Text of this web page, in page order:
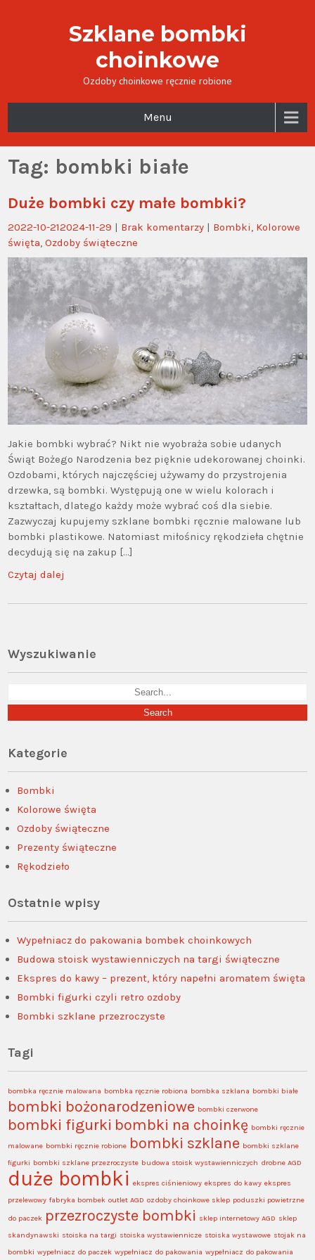
Szklane bombki
choinkowe
Ozdoby choinkowe ręcznie robione
Menu
Tag: bombki białe
Duże bombki czy małe bombki?
2022-10-212024-11-29 | Brak komentarzy | Bombki, Kolorowe
święta,Ozdoby świąteczne
Jakie bombki wybrać? Nikt nie wyobraża sobie udanych
Świąt Bożego Narodzenia bez pięknie udekorowanej choinki.
Ozdobami, których najczęściej używamy do przystrojenia
drzewka, są bombki. Występują one w wielu kolorach i
kształtach, dlatego każdy może wybrać coś dla siebie.
Zazwyczaj kupujemy szklane bombki ręcznie malowane lub
bombki plastikowe. Natomiast miłośnicy rękodzieła chętnie
decydują się na zakup […]
Czytaj dalej
Wyszukiwanie
Kategorie
Bombki
Kolorowe święta
Ozdoby świąteczne
Prezenty świąteczne
Rękodzieło
Ostatnie wpisy
Wypełniacz do pakowania bombek choinkowych
Budowa stoisk wystawienniczych na targi świąteczne
Ekspres do kawy – prezent, który napełni aromatem święta
Bombki figurki czyli retro ozdoby
Bombki szklane przezroczyste
Tagi
bombka ręcznie malowana bombka ręcznie robiona bombka szklana bombki białe
bombki bożonarodzeniowe bombki czerwone
bombki figurki bombki na choinkę bombki ręcznie
malowane bombki ręcznie robione bombki szklane bombki szklane
figurki bombki szklane przezroczyste budowa stoisk wystawienniczych drobne AGD
duże bombki ekspres ciśnieniowy ekspres do kawy ekspres
przelewowy fabryka bombek outlet AGD ozdoby choinkowe sklep poduszki powietrzne
do paczek przezroczyste bombki sklep internetowy AGD sklep
skandynawski stoiska na targi stoiska wystawiennicze stoiska wystawowe stojak na
bombki wypełniacz do paczek wypełniacz do pakowania wypełniacz do pakowania